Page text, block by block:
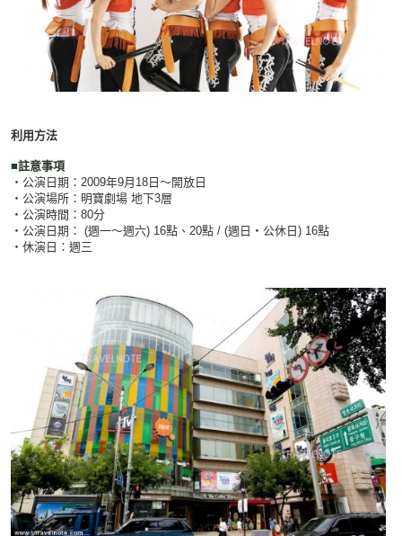
利用方法
■註意事項
・公演日期：2009年9月18日～開放日
・公演場所：明寶劇場 地下3層
・公演時間：80分
・公演日期： (週一～週六) 16點、20點 / (週日・公休日) 16點
・休演日：週三